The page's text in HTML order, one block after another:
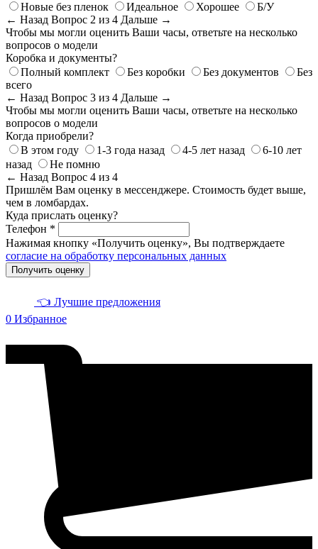
Новые без пленок
Идеальное Хорошее
Б/У
← Назад Вопрос 2 из 4 Дальше →
Чтобы мы могли оценить Ваши часы, ответьте на несколько
вопросов о модели
Коробка и документы?
Полный комплект
Без коробки Без документов
Без
всего
← Назад Вопрос 3 из 4 Дальше →
Чтобы мы могли оценить Ваши часы, ответьте на несколько
вопросов о модели
Когда приобрели?
В этом году
1-3 года назад 4-5 лет назад
6-10 лет
назад
Не помню
← Назад Вопрос 4 из 4
Пришлём Вам оценку в мессенджере. Стоимость будет выше,
чем в ломбардах.
Куда прислать оценку?
Телефон *
Нажимая кнопку «Получить оценку», Вы подтверждаете
согласие на обработку персональных данных
Получить оценку
👈 Лучшие предложения
0 Избранное